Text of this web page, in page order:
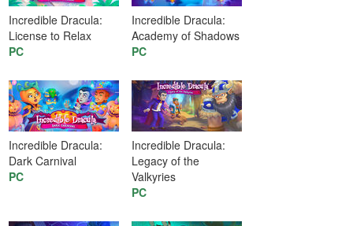
Incredible Dracula:
License to Relax
PC
Incredible Dracula:
Academy of Shadows
PC
Incredible Dracula:
Dark Carnival
PC
Incredible Dracula:
Legacy of the
Valkyries
PC